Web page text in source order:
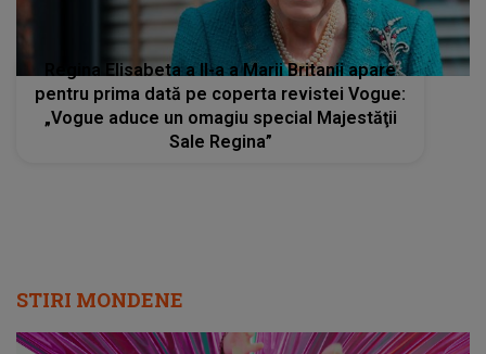
Regina Elisabeta a II-a a Marii Britanii apare
pentru prima dată pe coperta revistei Vogue:
„Vogue aduce un omagiu special Majestăţii
Sale Regina”
STIRI MONDENE